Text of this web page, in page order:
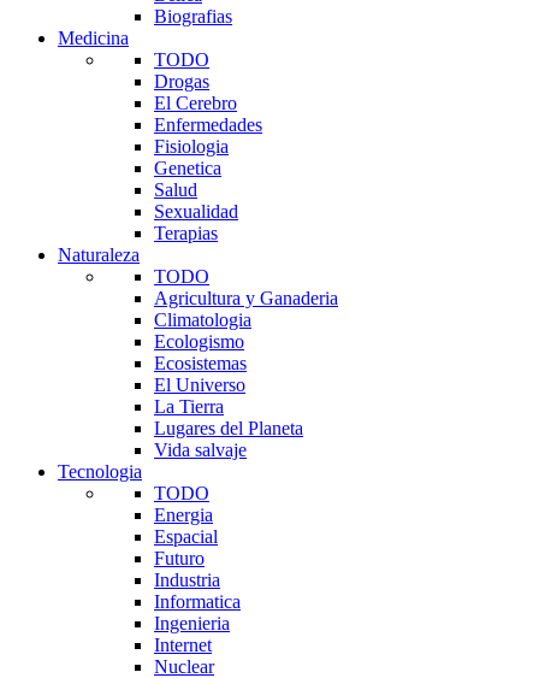
Biografias
Medicina
TODO
Drogas
El Cerebro
Enfermedades
Fisiologia
Genetica
Salud
Sexualidad
Terapias
Naturaleza
TODO
Agricultura y Ganaderia
Climatologia
Ecologismo
Ecosistemas
El Universo
La Tierra
Lugares del Planeta
Vida salvaje
Tecnologia
TODO
Energia
Espacial
Futuro
Industria
Informatica
Ingenieria
Internet
Nuclear